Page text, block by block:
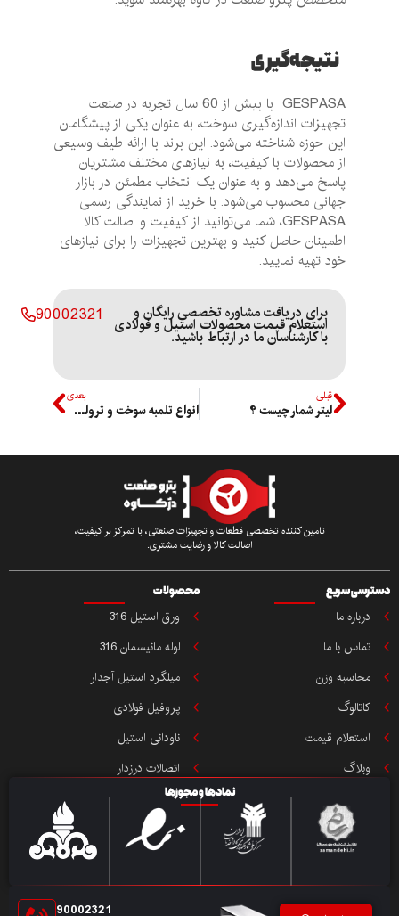
نتیجه‌گیری
GESPASA با بیش از 60 سال تجربه در صنعت
تجهیزات اندازه‌گیری سوخت، به عنوان یکی از پیشگامان
این حوزه شناخته می‌شود. این برند با ارائه طیف وسیعی
از محصولات با کیفیت، به نیازهای مختلف مشتریان
پاسخ می‌دهد و به عنوان یک انتخاب مطمئن در بازار
جهانی محسوب می‌شود. با خرید از نمایندگی رسمی
GESPASA، شما می‌توانید از کیفیت و اصالت کالا
اطمینان حاصل کنید و بهترین تجهیزات را برای نیازهای
خود تهیه نمایید.
برای دریافت مشاوره تخصصی رایگان و
استعلام قیمت محصولات استیل و فولادی
با کارشناسان ما در ارتباط باشید.
90002321
لیتر شمار چیست ؟ انواع تلمبه سوخت و ترولی سوخت رسان
تامین کننده تخصصی قطعات و تجهیزات صنعتی، با تمرکز بر کیفیت،
اصالت کالا و رضایت مشتری.
سریع
ما
با ما
وزن
قیمت
محصولات
ورق استیل 316
لوله مانیسمان 316
میلگرد استیل آجدار
پروفیل فولادی
ناودانی استیل
اتصالات درزدار
نمادها و مجوزها
90002321